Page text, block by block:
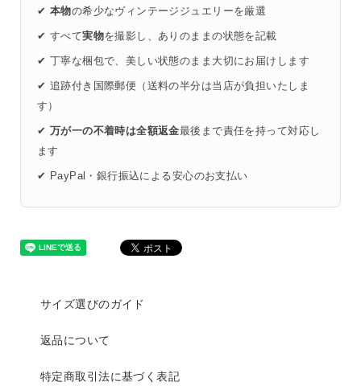
✔ 本物の希少なヴィンテージジュエリーを厳選
✔ すべて実物を撮影し、ありのままの状態を記載
✔ 丁寧な梱包で、美しい状態のまま大切にお届けします
✔ 追跡付き国際郵便（送料の半分は当店が負担いたしま
す）
✔ 万が一の不着時は全額返金最後まで責任を持って対応し
ます
✔ PayPal・銀行振込による安心のお支払い
サイズ選びのガイド
返品について
特定商取引法に基づく表記